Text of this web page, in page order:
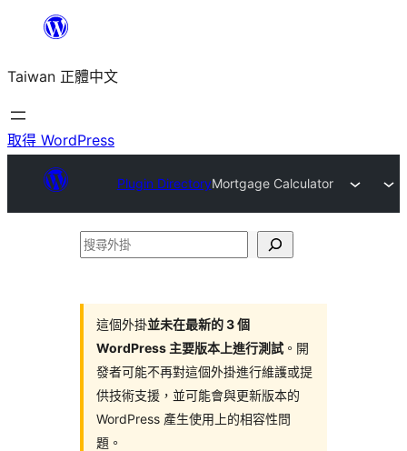
主
要
內
Taiwan 正體中文
取得 WordPress
Plugin DirectoryMortgage Calculator
搜
這個外掛並未在最新的 3 個
WordPress 主要版本上進行測試 。開
發者可能不再對這個外掛進行維護或提
供技術支援，並可能會與更新版本的
WordPress 產生使用上的相容性問
題。